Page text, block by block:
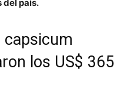
del país.
capsicum
los US$ 365